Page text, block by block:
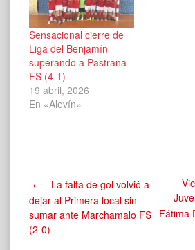
Sensacional cierre de
Liga del Benjamín
superando a Pastrana
FS (4-1)
19 abril, 2026
En «Alevín»
Navegación
de
←
La falta de gol volvió a
dejar al Primera local sin
sumar ante Marchamalo FS
(2-0)
Fátima